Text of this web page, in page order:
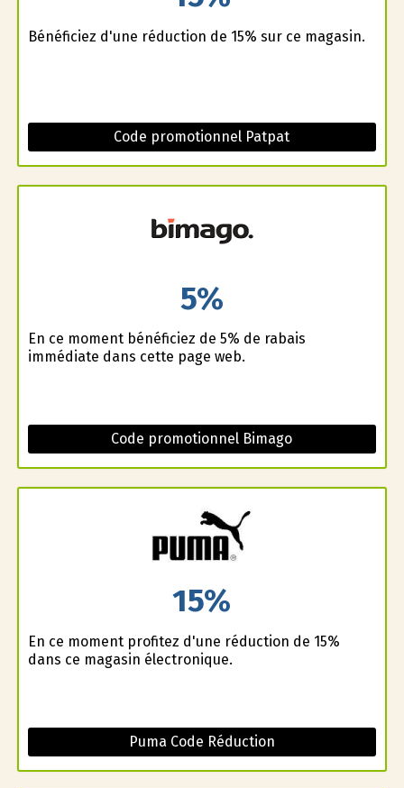
Bénéficiez d'une réduction de 15% sur ce magasin.
Code promotionnel Patpat
5%
En ce moment bénéficiez de 5% de rabais
immédiate dans cette page web.
Code promotionnel Bimago
15%
En ce moment profitez d'une réduction de 15%
dans ce magasin électronique.
Puma Code Réduction